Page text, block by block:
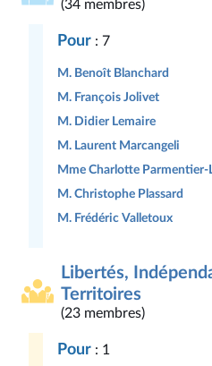
(34 membres)
Pour : 7
M. Benoît Blanchard
M. François Jolivet
M. Didier Lemaire
M. Laurent Marcangeli
Mme Charlotte Parmentier-
M. Christophe Plassard
M. Frédéric Valletoux
Libertés,
Territoires
(23 membres)
Pour : 1